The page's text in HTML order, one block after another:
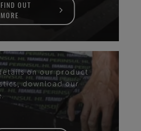
FIND OUT
MORE
on our product
download our